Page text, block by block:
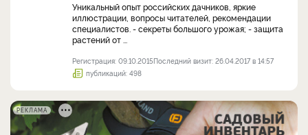
Уникальный опыт российских дачников, яркие
иллюстрации, вопросы читателей, рекомендации
специалистов. - секреты большого урожая; - защита
растений от ...
Регистрация: 09.10.2015Последний визит: 26.04.2017 в 14:57
публикаций: 498
РЕКЛАМА